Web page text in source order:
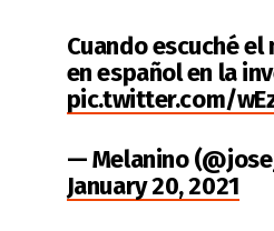
Cuando escuché el
en español en la
pic.twitter.com/
— Melanino
January 20, 2021